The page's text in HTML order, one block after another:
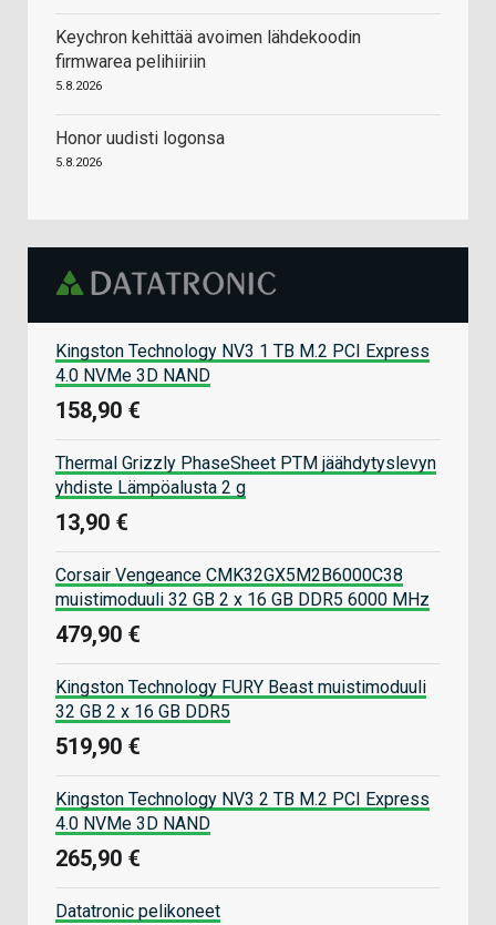
Keychron kehittää avoimen lähdekoodin
firmwarea pelihiiriin
5.8.2026
Honor uudisti logonsa
5.8.2026
Kingston Technology NV3 1 TB M.2 PCI Express
4.0 NVMe 3D NAND
158,90 €
Thermal Grizzly PhaseSheet PTM jäähdytyslevyn
yhdiste Lämpöalusta 2 g
13,90 €
Corsair Vengeance CMK32GX5M2B6000C38
muistimoduuli 32 GB 2 x 16 GB DDR5 6000 MHz
479,90 €
Kingston Technology FURY Beast muistimoduuli
32 GB 2 x 16 GB DDR5
519,90 €
Kingston Technology NV3 2 TB M.2 PCI Express
4.0 NVMe 3D NAND
265,90 €
Datatronic pelikoneet